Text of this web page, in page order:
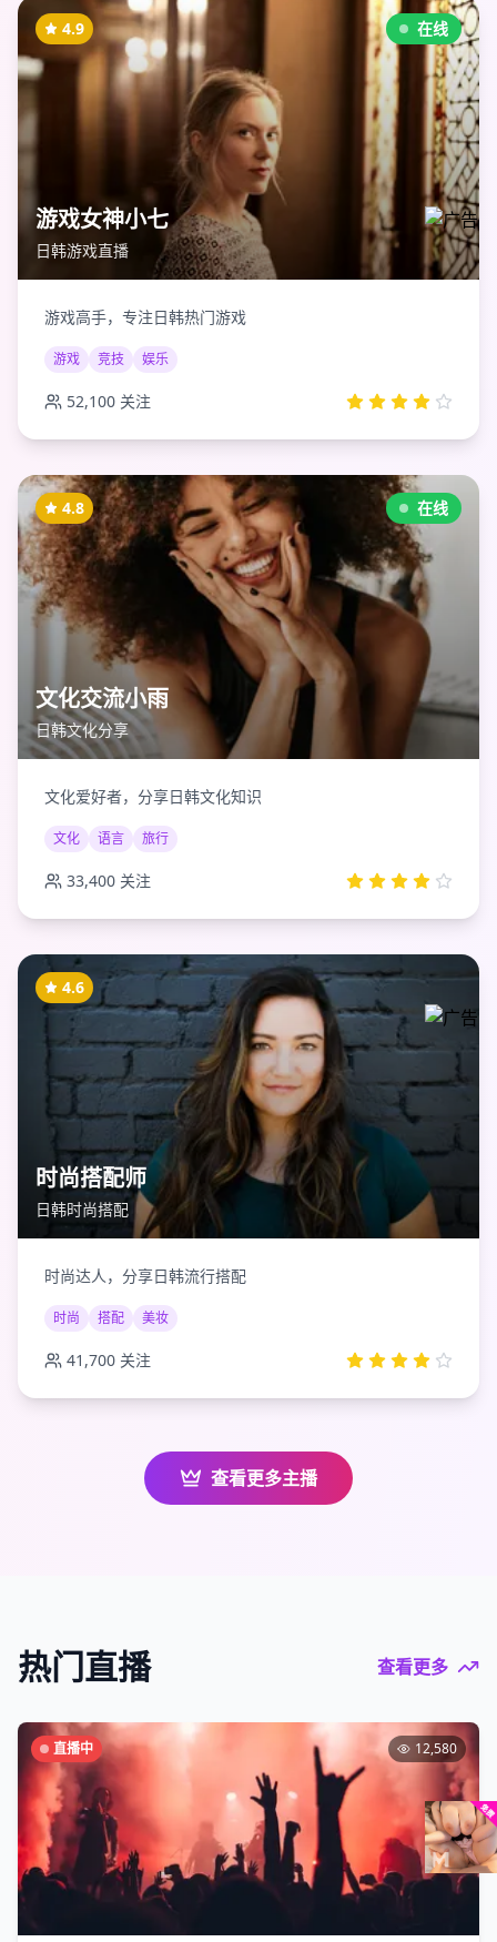
在线
4.9
游戏女神小七
日韩游戏直播
游戏高手，专注日韩热门游戏
游戏 竞技 娱乐
52,100 关注
在线
4.8
文化交流小雨
日韩文化分享
文化爱好者，分享日韩文化知识
文化 语言 旅行
33,400 关注
4.6
时尚搭配师
日韩时尚搭配
时尚达人，分享日韩流行搭配
时尚 搭配 美妆
41,700 关注
查看更多主播
热门直播 查看更多
直播中 12,580